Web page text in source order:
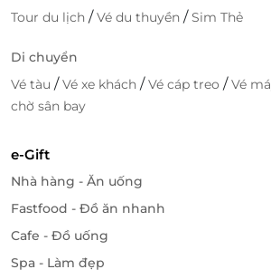
Tour du lịch /Vé du thuyền /Sim Thẻ
Di chuyển
Vé tàu /Vé xe khách /Vé cáp treo /Vé
chờ sân bay
e-Gift
Nhà hàng - Ăn uống
Fastfood - Đồ ăn nhanh
Cafe - Đồ uống
Spa - Làm đẹp